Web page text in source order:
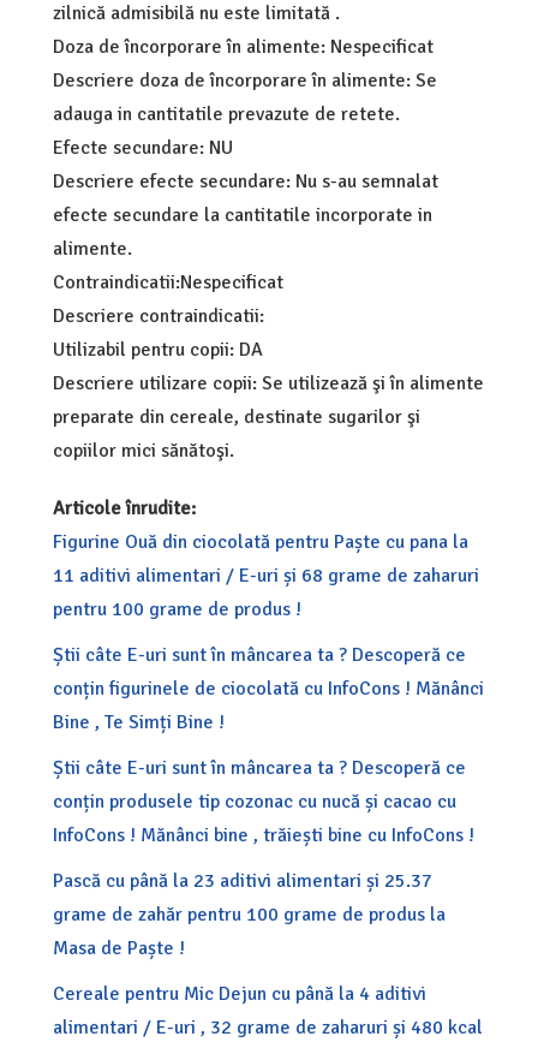
zilnică admisibilă nu este limitată .
Doza de încorporare în alimente: Nespecificat
Descriere doza de încorporare în alimente: Se
adauga in cantitatile prevazute de retete.
Efecte secundare: NU
Descriere efecte secundare: Nu s-au semnalat
efecte secundare la cantitatile incorporate in
alimente.
Contraindicatii:Nespecificat
Descriere contraindicatii:
Utilizabil pentru copii: DA
Descriere utilizare copii: Se utilizează şi în alimente
preparate din cereale, destinate sugarilor şi
copiilor mici sănătoşi.
Articole înrudite:
Figurine Ouă din ciocolată pentru Paște cu pana la
11 aditivi alimentari / E-uri și 68 grame de zaharuri
pentru 100 grame de produs !
Știi câte E-uri sunt în mâncarea ta ? Descoperă ce
conțin figurinele de ciocolată cu InfoCons ! Mănânci
Bine , Te Simți Bine !
Știi câte E-uri sunt în mâncarea ta ? Descoperă ce
conțin produsele tip cozonac cu nucă și cacao cu
InfoCons ! Mănânci bine , trăiești bine cu InfoCons !
Pască cu până la 23 aditivi alimentari și 25.37
grame de zahăr pentru 100 grame de produs la
Masa de Paște !
Cereale pentru Mic Dejun cu până la 4 aditivi
alimentari / E-uri , 32 grame de zaharuri și 480 kcal